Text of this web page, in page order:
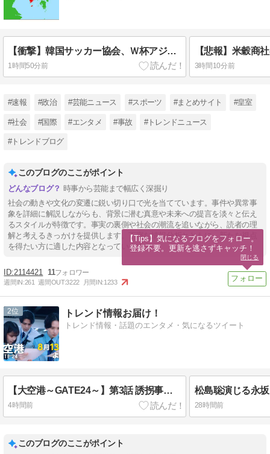
【衝撃】韓国サッカー協会、Ｗ杯アジア予選で外国人審判員に性的接待⁉
1時間50分前 3時間10分前
#速報 #政治 #芸能ニュース #スポーツ #まとめサイト #皇室
#社会 #国際 #エンタメ #事故 #トレンドニュース
#トレンドブログ
このブログのここがポイント
時事から芸能まで幅広く深掘り
社会の動きや文化の変遷に鋭い切り口で光を当てています。事件や異常事
象を詳細に解説しながらも、背景に潜む真意や未来への提言を淡々と伝え
るスタイルが特徴です。事実の裏側や社会の潮流を追いながら、読者の理
解と考えるきっかけを提供します。丁寧な情報分析とともに、新たな視点
を得たい方に適した内容となっています。
2114421 11
週間IN:261 週間OUT:3222 月間IN:1233
2 トレンド情報お届け！
トレンド情報・話題のエンタメ・気になるツイート
【大空港～GATE24～】第3話 誘拐事件発生!? “万智”趣里が目を離した隙に……
4時間前 28時間前
このブログのここがポイント
【Tips】気になるブログをフォロー。
登録不要。更新を逃さずキャッチ！
閉じる